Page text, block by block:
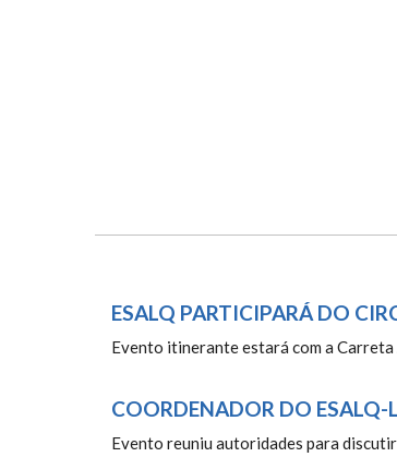
ESALQ PARTICIPARÁ DO
Evento itinerante estará com a Carreta
COORDENADOR DO
Evento reuniu autoridades para